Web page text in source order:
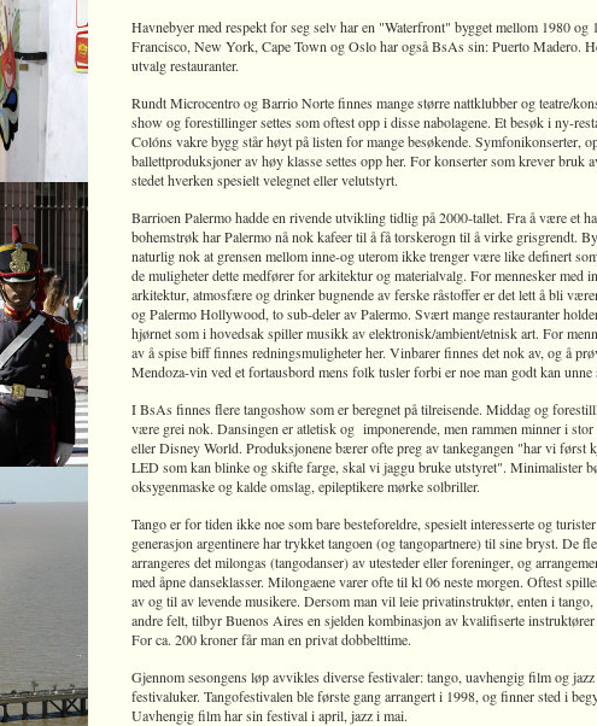
Havnebyer med respekt for seg selv har en "Waterfront" bygget mellom 1980 og
Francisco, New York, Cape Town og Oslo har også BsAs sin: Puerto Madero.
utvalg restauranter.
Rundt Microcentro og Barrio Norte finnes mange større nattklubber og teatre/
show og forestillinger settes som oftest opp i disse nabolagene. Et besøk i ny-
Colóns vakre bygg står høyt på listen for mange besøkende. Symfonikonserter,
ballettproduksjoner av høy klasse settes opp her. For konserter som krever bruk
stedet hverken spesielt velegnet eller velutstyrt.
Barrioen Palermo hadde en rivende utvikling tidlig på 2000-tallet. Fra å være et
bohemstrøk har Palermo nå nok kafeer til å få torskerogn til å virke grisgrendt.
naturlig nok at grensen mellom inne-og uterom ikke trenger være like definert
de muligheter dette medfører for arkitektur og materialvalg. For mennesker med
arkitektur, atmosfære og drinker bugnende av ferske råstoffer er det lett å bli
og Palermo Hollywood, to sub-deler av Palermo. Svært mange restauranter
hjørnet som i hovedsak spiller musikk av elektronisk/ambient/etnisk art. For
av å spise biff finnes redningsmuligheter her. Vinbarer finnes det nok av, og å
Mendoza-vin ved et fortausbord mens folk tusler forbi er noe man godt kan unne
I BsAs finnes flere tangoshow som er beregnet på tilreisende. Middag og
være grei nok. Dansingen er atletisk og imponerende, men rammen minner i stor
eller Disney World. Produksjonene bærer ofte preg av tankegangen "har vi først
LED som kan blinke og skifte farge, skal vi jaggu bruke utstyret". Minimalister
oksygenmaske og kalde omslag, epileptikere mørke solbriller.
Tango er for tiden ikke noe som bare besteforeldre, spesielt interesserte og
generasjon argentinere har trykket tangoen (og tangopartnere) til sine bryst. De
arrangeres det milongas (tangodanser) av utesteder eller foreninger, og
med åpne danseklasser. Milongaene varer ofte til kl 06 neste morgen. Oftest
av og til av levende musikere. Dersom man vil leie privatinstruktør, enten i tango,
andre felt, tilbyr Buenos Aires en sjelden kombinasjon av kvalifiserte
For ca. 200 kroner får man en privat dobbelttime.
Gjennom sesongens løp avvikles diverse festivaler: tango, uavhengig film og jazz
festivaluker. Tangofestivalen ble første gang arrangert i 1998, og finner sted i
Uavhengig film har sin festival i april, jazz i mai.